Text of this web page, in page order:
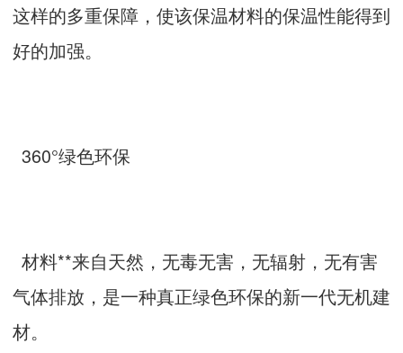
这样的多重保障，使该保温材料的保温性能得到
好的加强。
360°绿色环保
材料**来自天然，无毒无害，无辐射，无有害
气体排放，是一种真正绿色环保的新一代无机建
材。